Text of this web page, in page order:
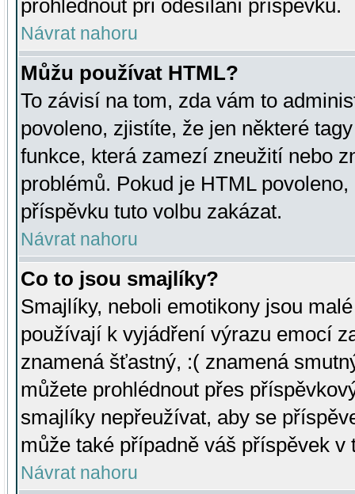
prohlédnout při odesílání příspěvku.
Návrat nahoru
Můžu používat HTML?
To závisí na tom, zda vám to
povoleno, zjistíte, že jen některé
funkce, která zamezí zneužití nebo
problémů. Pokud je HTML
příspěvku tuto volbu zakázat.
Návrat nahoru
Co to jsou smajlíky?
Smajlíky, neboli emotikony jsou
používají k vyjádření výrazu emocí
znamená šťastný, :( znamená
můžete prohlédnout přes
smajlíky nepřeužívat, aby se
může také případně váš příspěvek v
Návrat nahoru